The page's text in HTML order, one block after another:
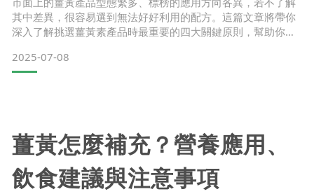
其中差異，很容易選到無法好好利用的配方。這篇文章將帶你
深入了解挑選薑黃素產品時最重要的四大關鍵原則，幫助你避
一：了解薑黃的「應用形式」──選對才有好感受薑黃的主要營
養成分為「薑黃素」，但它本身屬於脂溶性化合物，若單獨攝
2025-07-08
薑黃怎麼補充？營養應用、
飲食建議與注意事項